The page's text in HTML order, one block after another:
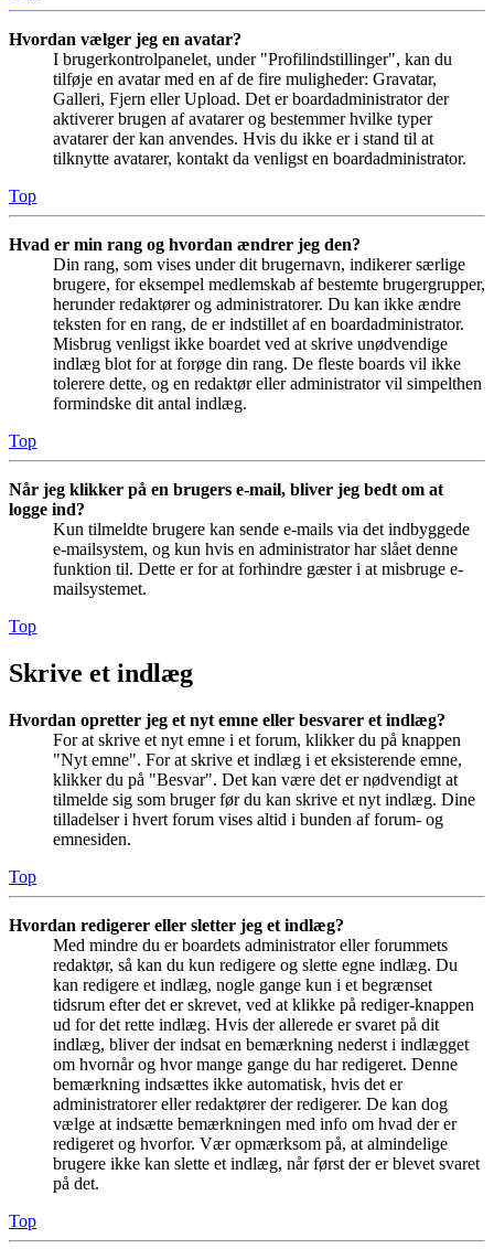
Hvordan vælger jeg en avatar?
I brugerkontrolpanelet, under "Profilindstillinger", kan du
tilføje en avatar med en af de fire muligheder: Gravatar,
Galleri, Fjern eller Upload. Det er boardadministrator der
aktiverer brugen af avatarer og bestemmer hvilke typer
avatarer der kan anvendes. Hvis du ikke er i stand til at
tilknytte avatarer, kontakt da venligst en boardadministrator.
Top
Hvad er min rang og hvordan ændrer jeg den?
Din rang, som vises under dit brugernavn, indikerer særlige
brugere, for eksempel medlemskab af bestemte brugergrupper,
herunder redaktører og administratorer. Du kan ikke ændre
teksten for en rang, de er indstillet af en boardadministrator.
Misbrug venligst ikke boardet ved at skrive unødvendige
indlæg blot for at forøge din rang. De fleste boards vil ikke
tolerere dette, og en redaktør eller administrator vil simpelthen
formindske dit antal indlæg.
Top
Når jeg klikker på en brugers e-mail, bliver jeg bedt om at
logge ind?
Kun tilmeldte brugere kan sende e-mails via det indbyggede
e-mailsystem, og kun hvis en administrator har slået denne
funktion til. Dette er for at forhindre gæster i at misbruge e-
mailsystemet.
Top
Skrive et indlæg
Hvordan opretter jeg et nyt emne eller besvarer et indlæg?
For at skrive et nyt emne i et forum, klikker du på knappen
"Nyt emne". For at skrive et indlæg i et eksisterende emne,
klikker du på "Besvar". Det kan være det er nødvendigt at
tilmelde sig som bruger før du kan skrive et nyt indlæg. Dine
tilladelser i hvert forum vises altid i bunden af forum- og
emnesiden.
Top
Hvordan redigerer eller sletter jeg et indlæg?
Med mindre du er boardets administrator eller forummets
redaktør, så kan du kun redigere og slette egne indlæg. Du
kan redigere et indlæg, nogle gange kun i et begrænset
tidsrum efter det er skrevet, ved at klikke på rediger-knappen
ud for det rette indlæg. Hvis der allerede er svaret på dit
indlæg, bliver der indsat en bemærkning nederst i indlægget
om hvornår og hvor mange gange du har redigeret. Denne
bemærkning indsættes ikke automatisk, hvis det er
administratorer eller redaktører der redigerer. De kan dog
vælge at indsætte bemærkningen med info om hvad der er
redigeret og hvorfor. Vær opmærksom på, at almindelige
brugere ikke kan slette et indlæg, når først der er blevet svaret
på det.
Top